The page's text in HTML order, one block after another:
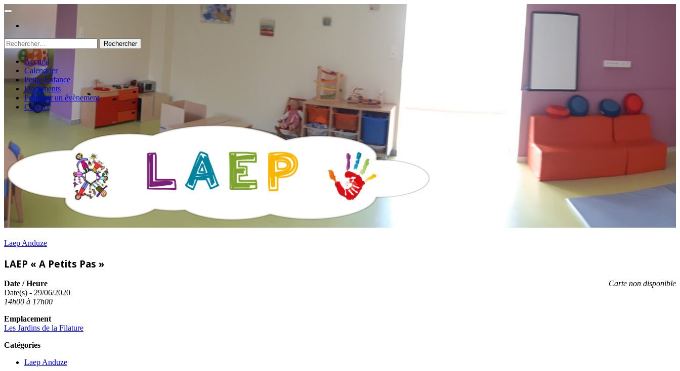
Rechercher :
Accueil
Calendrier
Petite Enfance
Documents
Proposer un évènement
Contact
Laep Anduze
LAEP « A Petits Pas »
Carte non disponible
Date / Heure
Date(s) - 29/06/2020
14h00 à 17h00
Emplacement
Les Jardins de la Filature
Catégories
Laep Anduze